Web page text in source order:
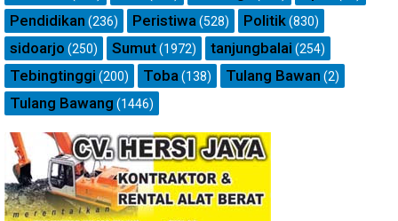
Pendidikan (236) Peristiwa(528) Politik(830)
sidoarjo (250) Sumut(1972) tanjungbalai (254)
Tebingtinggi (200) Toba(138) Tulang Bawan (2)
Tulang Bawang (1446)